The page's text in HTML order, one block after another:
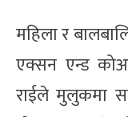
महिला र
एक्सन एन्ड
राईले मुलुकमा